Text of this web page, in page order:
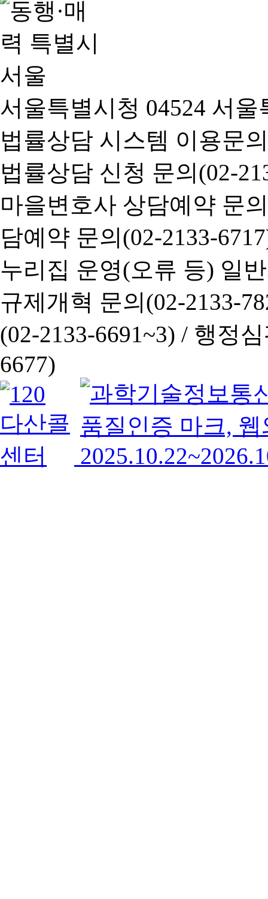
서울특별시청 04524 서
법률상담 시스템 이용문
법률상담 신청 문의(02-
마을변호사 상담예약 문
담예약 문의(02-2133-
누리집 운영(오류 등) 일
규제개혁 문의(02-2133-
(02-2133-6691~3) / 행정심
6677)